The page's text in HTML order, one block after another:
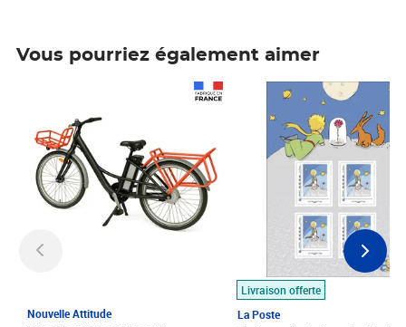
Vous pourriez également aimer
Nouvelle Attitude
Livraison offerte
La Poste
Prix 7,50€